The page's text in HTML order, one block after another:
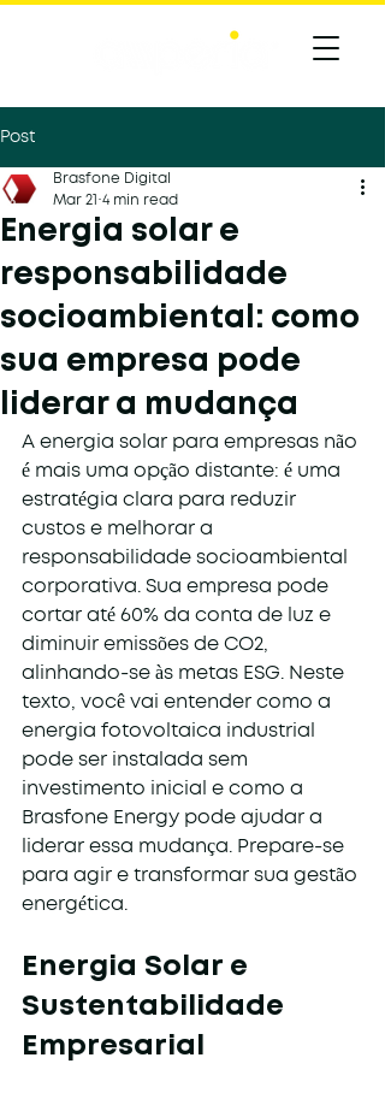
Post
Energia solar e
responsabilidade
socioambiental: como
sua empresa pode
liderar a mudança
Brasfone Digital
Mar 21 4 min read
A energia solar para empresas não
é mais uma opção distante: é uma
estratégia clara para reduzir
custos e melhorar a
responsabilidade socioambiental
corporativa. Sua empresa pode
cortar até 60% da conta de luz e
diminuir emissões de CO2,
alinhando-se às metas ESG. Neste
texto, você vai entender como a
energia fotovoltaica industrial
pode ser instalada sem
investimento inicial e como a
Brasfone Energy pode ajudar a
liderar essa mudança. Prepare-se
para agir e transformar sua gestão
energética.
Energia Solar e
Sustentabilidade
Empresarial